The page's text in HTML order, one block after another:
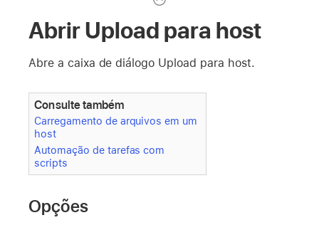
Abrir Upload para host
Abre a caixa de diálogo Upload para host.
Consulte também
Carregamento de arquivos em um
host
Automação de tarefas com
scripts
Opções